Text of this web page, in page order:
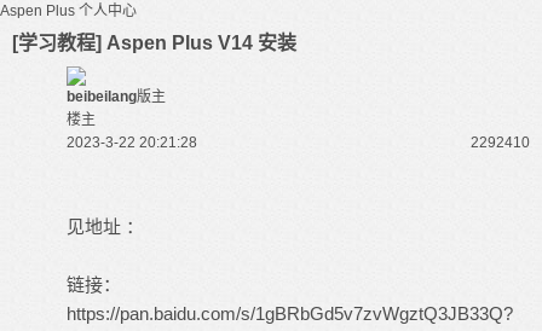
Aspen Plus 个人中心
[学习教程] Aspen Plus V14 安装
beibeilang版主
楼主
2023-3-22 20:21:28
2292410
见地址 ：
链接：
https://pan.baidu.com/s/1gBRbGd5v7zvWgztQ3JB33Q?